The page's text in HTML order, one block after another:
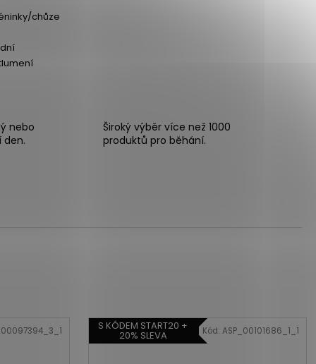
chůze
nebo
den.
Široký výběr více než 1000
produktů pro běhání.
S KÓDEM START20 +
20% SLEVA Kód: ASP_00101686_1_1